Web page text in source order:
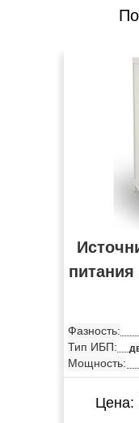
Фазность:
Тип ИБП:
Мощность:
Цена: